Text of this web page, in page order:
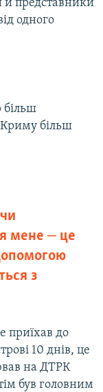
й представники
одного
більш
більш
мене ‒ це
з
приїхав до
10 днів, це
на ДТРК
був головним